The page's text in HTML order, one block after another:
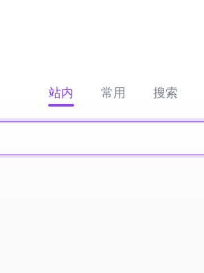
站内 常用 搜索